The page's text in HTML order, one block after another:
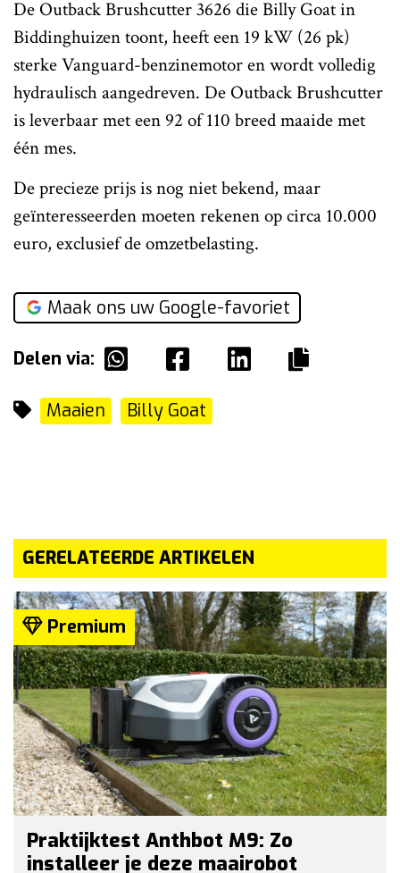
De Outback Brushcutter 3626 die Billy Goat in
Biddinghuizen toont, heeft een 19 kW (26 pk)
sterke Vanguard-benzinemotor en wordt volledig
hydraulisch aangedreven. De Outback Brushcutter
is leverbaar met een 92 of 110 breed maaide met
één mes.
De precieze prijs is nog niet bekend, maar
geïnteresseerden moeten rekenen op circa 10.000
euro, exclusief de omzetbelasting.
Maak ons uw Google-favoriet
Delen via:
Maaien Billy Goat
GERELATEERDE ARTIKELEN
Premium
Praktijktest Anthbot M9: Zo
installeer je deze maairobot